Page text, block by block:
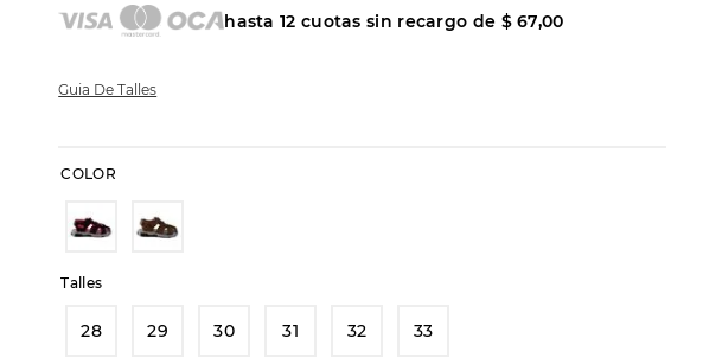
hasta12 cuotas sin recargo de $ 67,00
Guia De Talles
COLOR
Talles
28 29 30 31 32 33